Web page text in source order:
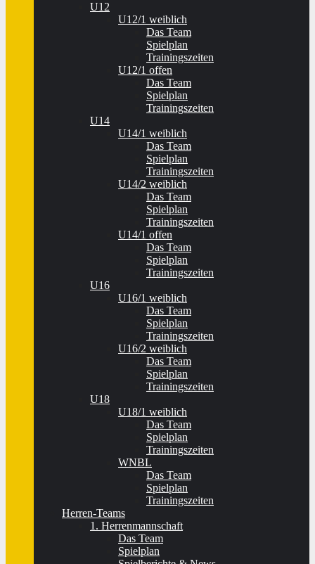
U12
U12/1 weiblich
Das Team
Spielplan
Trainingszeiten
U12/1 offen
Das Team
Spielplan
Trainingszeiten
U14
U14/1 weiblich
Das Team
Spielplan
Trainingszeiten
U14/2 weiblich
Das Team
Spielplan
Trainingszeiten
U14/1 offen
Das Team
Spielplan
Trainingszeiten
U16
U16/1 weiblich
Das Team
Spielplan
Trainingszeiten
U16/2 weiblich
Das Team
Spielplan
Trainingszeiten
U18
U18/1 weiblich
Das Team
Spielplan
Trainingszeiten
WNBL
Das Team
Spielplan
Trainingszeiten
Herren-Teams
1. Herrenmannschaft
Das Team
Spielplan